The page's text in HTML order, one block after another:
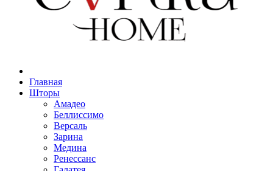
Главная
Шторы
Амадео
Беллиссимо
Версаль
Зарина
Медина
Ренессанс